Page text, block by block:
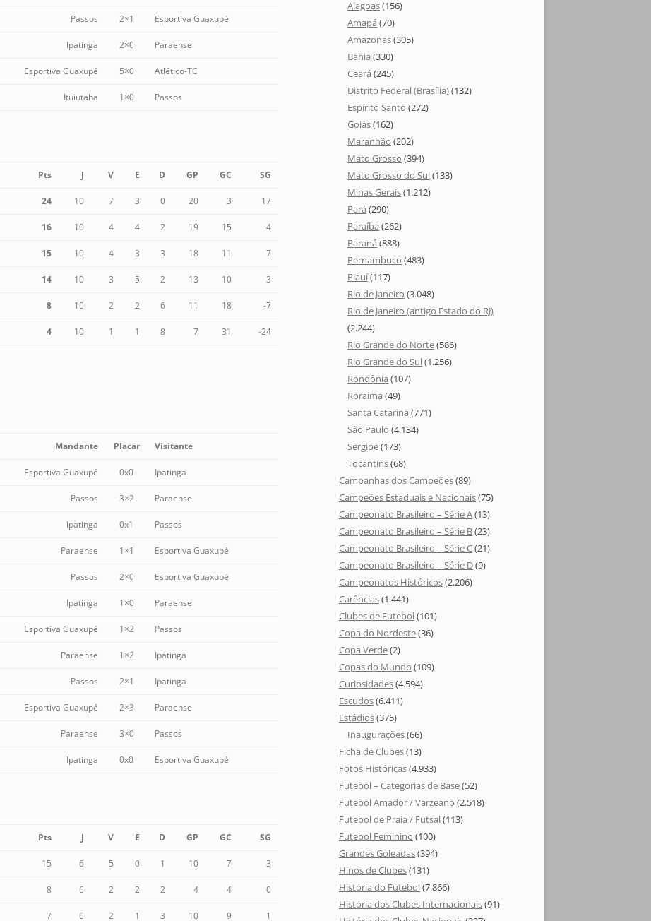
Passos 2×1 Esportiva Guaxupé
Ipatinga 2×0 Paraense
Esportiva Guaxupé 5×0 Atlético-TC
Ituiutaba 1×0 Passos
Pts J V E D GP GC SG
24 10 7 3 0 20 3 17
16 10 4 4 2 19 15 4
15 10 4 3 3 18 11 7
14 10 3 5 2 13 10 3
8 10 2 2 6 11 18 -7
4 10 1 1 8 7 31 -24
Mandante Placar Visitante
Esportiva Guaxupé 0x0 Ipatinga
Passos 3×2 Paraense
Ipatinga 0x1 Passos
Paraense 1×1 Esportiva Guaxupé
Passos 2×0 Esportiva Guaxupé
Ipatinga 1×0 Paraense
Esportiva Guaxupé 1×2 Passos
Paraense 1×2 Ipatinga
Passos 2×1 Ipatinga
Esportiva Guaxupé 2×3 Paraense
Paraense 3×0 Passos
Ipatinga 0x0 Esportiva Guaxupé
Pts J V E D GP GC SG
15 6 5 0 1 10 7 3
8 6 2 2 2 4 4 0
7 6 2 1 3 10 9 1
Alagoas(156)
Amapá (70)
Amazonas(305)
Bahia (330)
Ceará (245)
Distrito Federal (Brasília)(132)
Espírito Santo (272)
Goiás(162)
Maranhão (202)
Mato Grosso (394)
Mato Grosso do Sul(133)
Minas Gerais(1.212)
Pará (290)
Paraíba (262)
Paraná (888)
Pernambuco (483)
Piauí(117)
Rio de Janeiro (3.048)
Rio de Janeiro (antigo Estado do RJ)
(2.244)
Rio Grande do Norte(586)
Rio Grande do Sul(1.256)
Rondônia (107)
Roraima (49)
Santa Catarina (771)
São Paulo (4.134)
Sergipe(173)
Tocantins(68)
Campanhas dos Campeões(89)
Campeões Estaduais e Nacionais(75)
Campeonato Brasileiro – Série A(13)
Campeonato Brasileiro – Série B(23)
Campeonato Brasileiro – Série C(21)
Campeonato Brasileiro – Série D(9)
Campeonatos Históricos(2.206)
Carências(1.441)
Clubes de Futebol(101)
Copa do Nordeste(36)
Copa Verde(2)
Copas do Mundo (109)
Curiosidades(4.594)
Escudos(6.411)
Estádios(375)
Inaugurações(66)
Ficha de Clubes(13)
Fotos Históricas(4.933)
Futebol – Categorias de Base(52)
Futebol Amador / Varzeano (2.518)
Futebol de Praia / Futsal(113)
Futebol Feminino (100)
Grandes Goleadas(394)
Hinos de Clubes(131)
História do Futebol(7.866)
História dos Clubes Internacionais(91)